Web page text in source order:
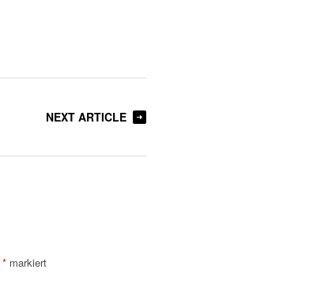
NEXT ARTICLE
* markiert